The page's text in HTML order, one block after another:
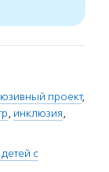
проект,
, инклюзия,
с